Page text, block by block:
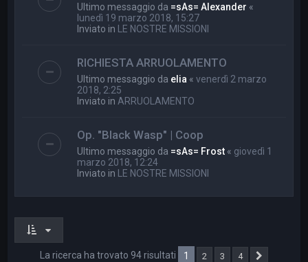
Ultimo messaggio da =sAs= Alexander «
lunedì 19 marzo 2018, 15:27
Inviato in LE NOSTRE MISSIONI
RICHIESTA ARRUOLAMENTO
Ultimo messaggio da elia «venerdì 2 marzo
2018, 2:25
Inviato in ARRUOLAMENTO
Op. "Black Wasp" | Coop
Ultimo messaggio da =sAs= Frost « giovedì 1
marzo 2018, 12:24
Inviato in LE NOSTRE MISSIONI
La ricerca ha trovato 94 risultati 1 2 3 4